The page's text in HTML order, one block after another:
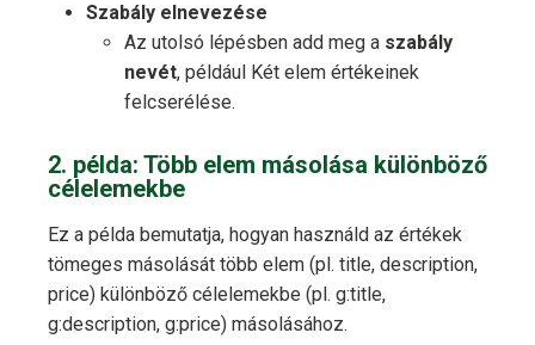
Szabály elnevezése
Az utolsó lépésben add meg a szabály
nevét, például Két elem értékeinek
felcserélése.
2. példa: Több elem másolása különböző
célelemekbe
Ez a példa bemutatja, hogyan használd az értékek
tömeges másolását több elem (pl. title, description,
price) különböző célelemekbe (pl. g:title,
g:description, g:price) másolásához.